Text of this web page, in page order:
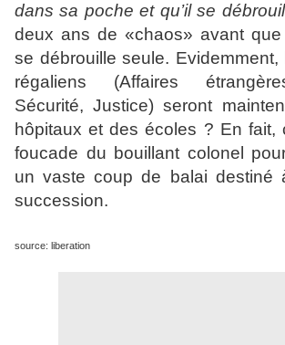
dans sa poche et qu’il se
deux ans de «chaos» avant
se débrouille seule. Evidemment,
régaliens (Affaires
Sécurité, Justice) seront
hôpitaux et des écoles ? En fait,
foucade du bouillant colonel
un vaste coup de balai destiné
succession.
source: liberation